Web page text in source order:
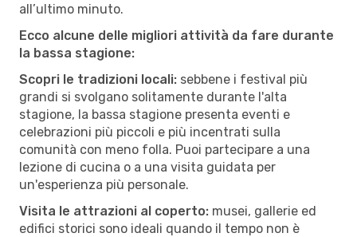
all’ultimo minuto.
Ecco alcune delle migliori attività da fare durante
la bassa stagione:
Scopri le tradizioni locali: sebbene i festival più
grandi si svolgano solitamente durante l'alta
stagione, la bassa stagione presenta eventi e
celebrazioni più piccoli e più incentrati sulla
comunità con meno folla. Puoi partecipare a una
lezione di cucina o a una visita guidata per
un'esperienza più personale.
Visita le attrazioni al coperto: musei, gallerie ed
edifici storici sono ideali quando il tempo non è